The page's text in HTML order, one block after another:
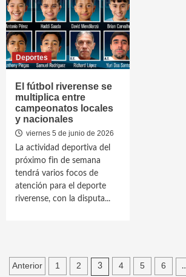
Deportes
El fútbol riverense se
multiplica entre
campeonatos locales
y nacionales
viernes 5 de junio de 2026
La actividad deportiva del
próximo fin de semana
tendrá varios focos de
atención para el deporte
riverense, con la disputa...
Paginación
Anterior 1 2 3 4 5 6